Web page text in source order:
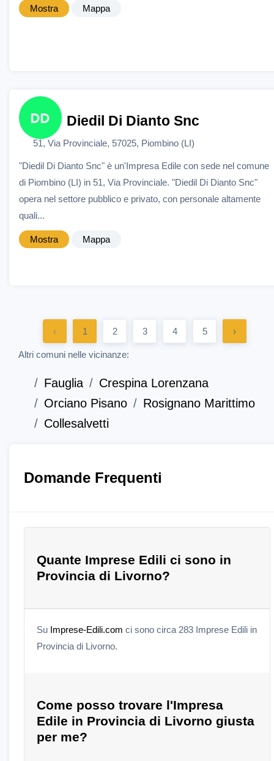
Mostra Mappa
Diedil Di Dianto Snc
51, Via Provinciale, 57025, Piombino (LI)
"Diedil Di Dianto Snc" è un'Impresa Edile con sede nel comune
di Piombino (LI) in 51, Via Provinciale. "Diedil Di Dianto Snc"
opera nel settore pubblico e privato, con personale altamente
quali...
Mostra Mappa
‹ 1 2 3 4 5 ›
Altri comuni nelle vicinanze:
Fauglia
Crespina Lorenzana
Orciano Pisano
Rosignano Marittimo
Collesalvetti
Domande Frequenti
Quante Imprese Edili ci sono in
Provincia di Livorno?
Su Imprese-Edili.com ci sono circa 283 Imprese Edili in
Provincia di Livorno.
Come posso trovare l'Impresa
Edile in Provincia di Livorno giusta
per me?